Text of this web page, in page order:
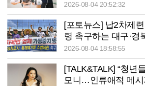
2026-08-04 20:52:32
[포토뉴스] 납2차제
령 촉구하는 대구·경
2026-08-04 18:58:55
[TALK&TALK] “청년
모니…인류애적 메시